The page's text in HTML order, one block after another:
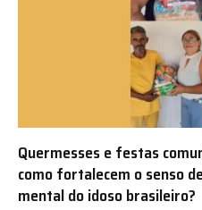
Quermesses e festas
como fortalecem o senso
mental do idoso brasileiro?